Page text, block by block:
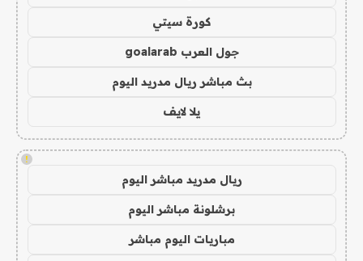
كورة سيتي
جول العرب goalarab
بث مباشر ريال مدريد اليوم
يلا لايف
!
ريال مدريد مباشر اليوم
برشلونة مباشر اليوم
مباريات اليوم مباشر